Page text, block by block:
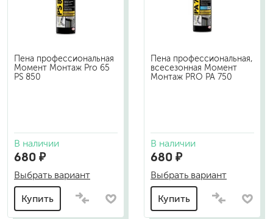
Пена профессиональная
Момент Монтаж Pro 65
PS 850
В наличии
680 ₽
Выбрать вариант
Купить
Пена профессиональная,
всесезонная Момент
Монтаж PRO PA 750
В наличии
680 ₽
Выбрать вариант
Купить